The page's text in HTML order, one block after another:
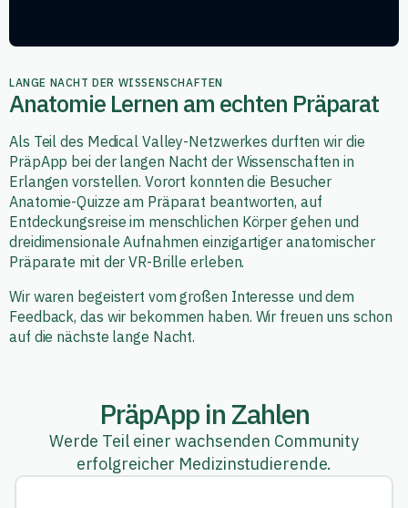
LANGE NACHT DER WISSENSCHAFTEN
Anatomie Lernen am echten Präparat
Als Teil des Medical Valley-Netzwerkes durften wir die
PräpApp bei der langen Nacht der Wissenschaften in
Erlangen vorstellen. Vorort konnten die Besucher
Anatomie-Quizze am Präparat beantworten, auf
Entdeckungsreise im menschlichen Körper gehen und
dreidimensionale Aufnahmen einzigartiger anatomischer
Präparate mit der VR-Brille erleben.
Wir waren begeistert vom großen Interesse und dem
Feedback, das wir bekommen haben. Wir freuen uns schon
auf die nächste lange Nacht.
PräpApp in Zahlen
Werde Teil einer wachsenden Community
erfolgreicher Medizinstudierende.